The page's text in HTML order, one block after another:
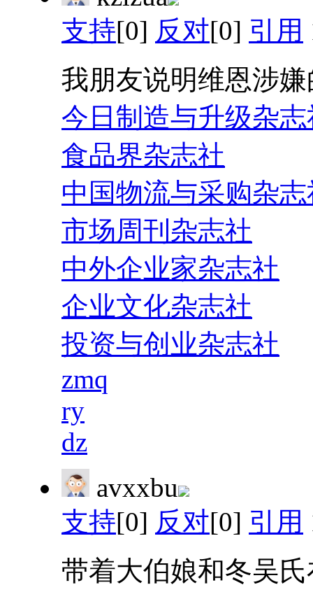
支持[0] 反对[0] 引用
我朋友说明维恩涉
今日制造与升级杂志
食品界杂志社
中国物流与采购杂志
市场周刊杂志社
中外企业家杂志社
企业文化杂志社
投资与创业杂志社
zmq
ry
dz
avxxbu
支持[0] 反对[0] 引用
带着大伯娘和冬吴